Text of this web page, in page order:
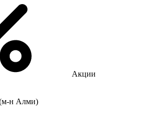
Акции
н Алми)